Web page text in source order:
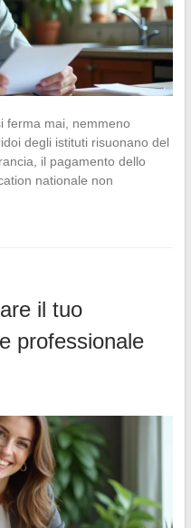
ferma mai, nemmeno
degli istituti risuonano del
il pagamento dello
nationale non
il tuo
professionale